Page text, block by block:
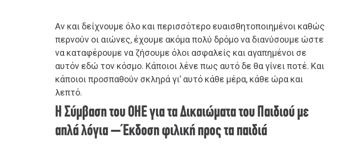
Αν και δείχνουμε όλο και περισσότερο ευαισθητοποιημένοι καθώς
περνούν οι αιώνες, έχουμε ακόμα πολύ δρόμο να διανύσουμε ώστε
να καταφέρουμε να ζήσουμε όλοι ασφαλείς και αγαπημένοι σε
αυτόν εδώ τον κόσμο. Κάποιοι λένε πως αυτό δε θα γίνει ποτέ. Και
κάποιοι προσπαθούν σκληρά γι’ αυτό κάθε μέρα, κάθε ώρα και
λεπτό.
Η Σύμβαση του ΟΗΕ για τα Δικαιώματα του Παιδιού με
απλά λόγια – Έκδοση φιλική προς τα παιδιά